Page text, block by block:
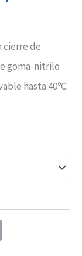
cierre de
goma-nitrilo
hasta 40ºC.